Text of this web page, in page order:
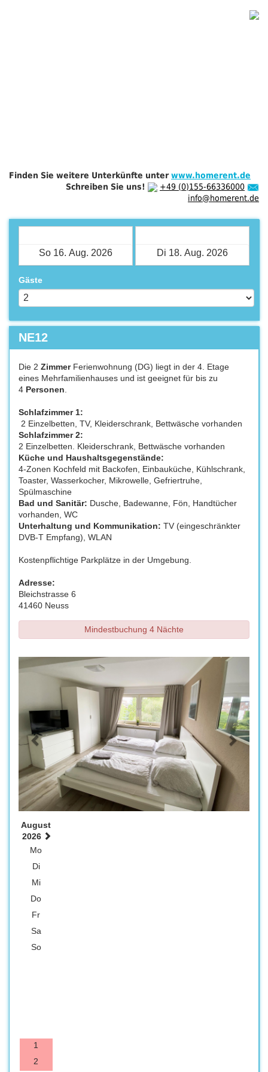
Finden Sie weitere Unterkünfte unterwww.homerent.de
Schreiben Sie uns!
+49 (0)155-66336000
info@homerent.de
Gäste
NE12
Die 2 Zimmer Ferienwohnung (DG) liegt in der 4. Etage
eines Mehrfamilienhauses und ist geeignet für bis zu
4 Personen
Schlafzimmer 1:
2 Einzelbetten, TV, Kleiderschrank, Bettwäsche vorhanden
Schlafzimmer 2:
2 Einzelbetten. Kleiderschrank, Bettwäsche vorhanden
Küche und Haushaltsgegenstände:
4-Zonen Kochfeld mit Backofen, Einbauküche, Kühlschrank,
Toaster, Wasserkocher, Mikrowelle, Gefriertruhe,
Spülmaschine
Bad und Sanitär: Dusche, Badewanne, Fön, Handtücher
vorhanden, WC
Unterhaltung und Kommunikation: TV (eingeschränkter
DVB-T Empfang), WLAN
Kostenpflichtige Parkplätze in der Umgebung.
Adresse:
Bleichstrasse 6
41460 Neuss
Mindestbuchung 4 Nächte
Previous
August
2026
Mo
Di
Mi
Do
Fr
Sa
So
1
2